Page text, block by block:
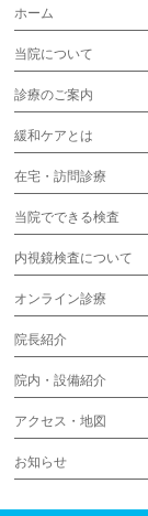
ホーム
当院について
診療のご案内
緩和ケアとは
在宅・訪問診療
当院でできる検査
内視鏡検査について
オンライン診療
院長紹介
院内・設備紹介
アクセス・地図
お知らせ